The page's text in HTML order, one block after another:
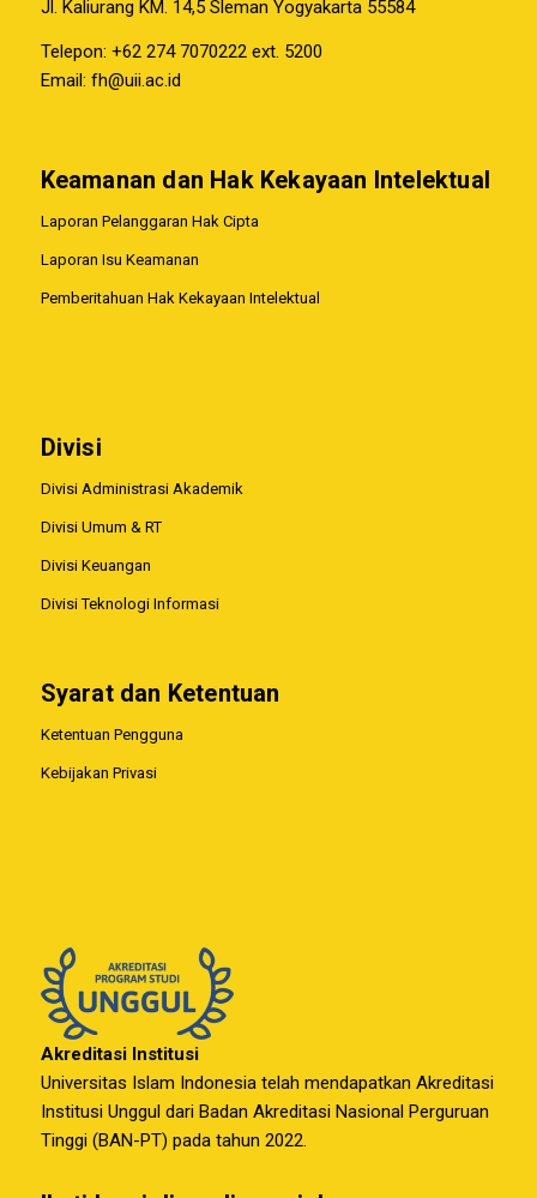
Jl. Kaliurang KM. 14,5 Sleman Yogyakarta 55584
Telepon: +62 274 7070222 ext. 5200
Email: fh@uii.ac.id
Keamanan dan Hak Kekayaan Intelektual
Laporan Pelanggaran Hak Cipta
Laporan Isu Keamanan
Pemberitahuan Hak Kekayaan Intelektual
Divisi
Divisi Administrasi Akademik
Divisi Umum & RT
Divisi Keuangan
Divisi Teknologi Informasi
Syarat dan Ketentuan
Ketentuan Pengguna
Kebijakan Privasi
Akreditasi Institusi
Universitas Islam Indonesia telah mendapatkan Akreditasi
Institusi Unggul dari Badan Akreditasi Nasional Perguruan
Tinggi (BAN-PT) pada tahun 2022.